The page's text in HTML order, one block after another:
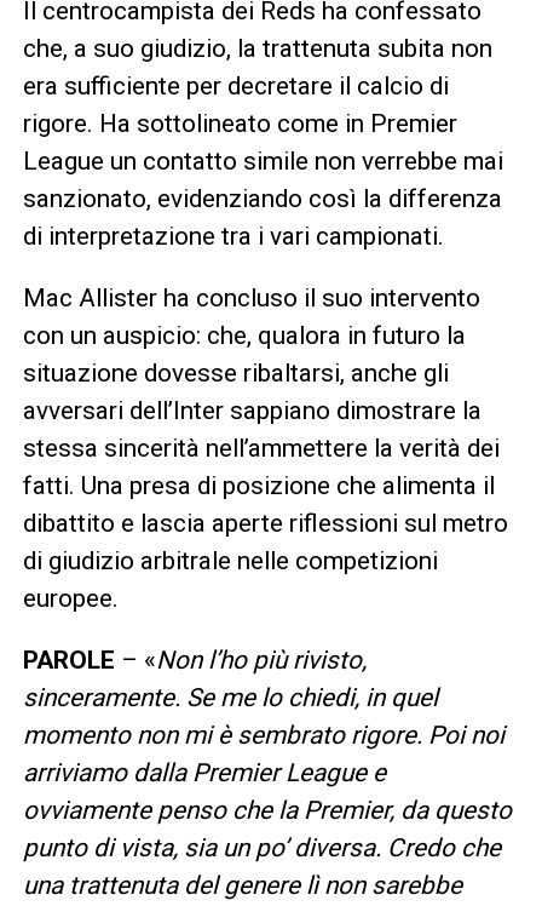
Il centrocampista dei Reds ha confessato
che, a suo giudizio, la trattenuta subita non
era sufficiente per decretare il calcio di
rigore. Ha sottolineato come in Premier
League un contatto simile non verrebbe mai
sanzionato, evidenziando così la differenza
di interpretazione tra i vari campionati.
Mac Allister ha concluso il suo intervento
con un auspicio: che, qualora in futuro la
situazione dovesse ribaltarsi, anche gli
avversari dell’Inter sappiano dimostrare la
stessa sincerità nell’ammettere la verità dei
fatti. Una presa di posizione che alimenta il
dibattito e lascia aperte riflessioni sul metro
di giudizio arbitrale nelle competizioni
europee.
PAROLE – «Non l’ho più rivisto,
sinceramente. Se me lo chiedi, in quel
momento non mi è sembrato rigore. Poi noi
arriviamo dalla Premier League e
ovviamente penso che la Premier, da questo
punto di vista, sia un po’ diversa. Credo che
una trattenuta del genere lì non sarebbe